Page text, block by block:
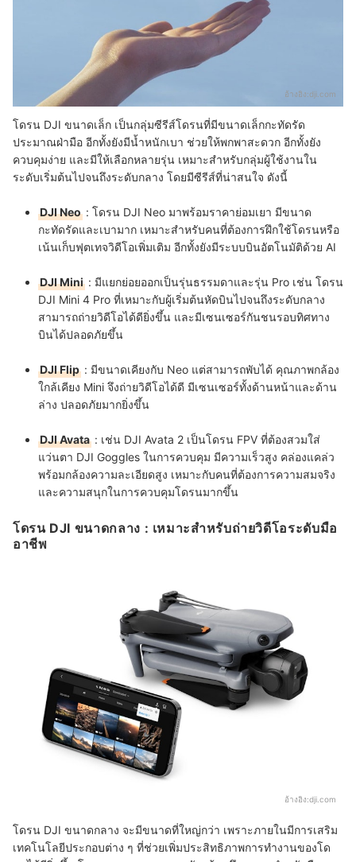
อ้างอิง:dji.com
โดรน DJI ขนาดเล็ก เป็นกลุ่มซีรีส์โดรนที่มีขนาดเล็กกะทัดรัด
ประมาณฝ่ามือ อีกทั้งยังมีน้ำหนักเบา ช่วยให้พกพาสะดวก อีกทั้งยัง
ควบคุมง่าย และมีให้เลือกหลายรุ่น เหมาะสำหรับกลุ่มผู้ใช้งานใน
ระดับเริ่มต้นไปจนถึงระดับกลาง โดยมีซีรีส์ที่น่าสนใจ ดังนี้
DJI Neo : โดรน DJI Neo มาพร้อมราคาย่อมเยา มีขนาด
กะทัดรัดและเบามาก เหมาะสำหรับคนที่ต้องการฝึกใช้โดรนหรือ
เน้นเก็บฟุตเทจวิดีโอเพิ่มเติม อีกทั้งยังมีระบบบินอัตโนมัติด้วย AI
DJI Mini : มีแยกย่อยออกเป็นรุ่นธรรมดาและรุ่น Pro เช่น โดรน
DJI Mini 4 Pro ที่เหมาะกับผู้เริ่มต้นหัดบินไปจนถึงระดับกลาง
สามารถถ่ายวิดีโอได้ดียิ่งขึ้น และมีเซนเซอร์กันชนรอบทิศทาง
บินได้ปลอดภัยขึ้น
DJI Flip : มีขนาดเคียงกับ Neo แต่สามารถพับได้ คุณภาพกล้อง
ใกล้เคียง Mini จึงถ่ายวิดีโอได้ดี มีเซนเซอร์ทั้งด้านหน้าและด้าน
ล่าง ปลอดภัยมากยิ่งขึ้น
DJI Avata : เช่น DJI Avata 2 เป็นโดรน FPV ที่ต้องสวมใส่
แว่นตา DJI Goggles ในการควบคุม มีความเร็วสูง คล่องแคล่ว
พร้อมกล้องความละเอียดสูง เหมาะกับคนที่ต้องการความสมจริง
และความสนุกในการควบคุมโดรนมากขึ้น
โดรน DJI ขนาดกลาง : เหมาะสำหรับถ่ายวิดีโอระดับมือ
อาชีพ
อ้างอิง:dji.com
โดรน DJI ขนาดกลาง จะมีขนาดที่ใหญ่กว่า เพราะภายในมีการเสริม
เทคโนโลยีประกอบต่าง ๆ ที่ช่วยเพิ่มประสิทธิภาพการทำงานของโด